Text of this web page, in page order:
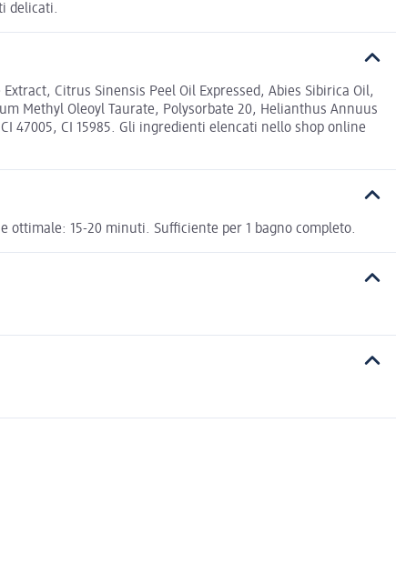
delicati.
Citrus Sinensis Peel Oil Expressed, Abies Sibirica Oil,
Methyl Oleoyl Taurate, Polysorbate 20, Helianthus Annuus
47005, CI 15985. Gli ingredienti elencati nello shop online
ottimale: 15-20 minuti. Sufficiente per 1 bagno completo.